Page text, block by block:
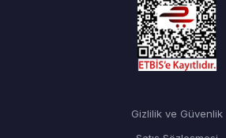
Gizlilik ve Güvenlik